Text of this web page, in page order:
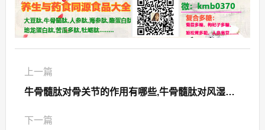
上一篇
牛骨髓肽对骨关节的作用有哪些,牛骨髓肽对风湿性关节炎有用吗？
下一篇